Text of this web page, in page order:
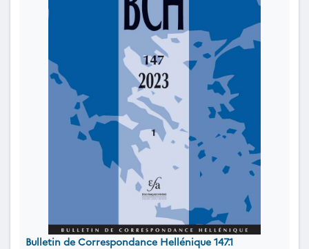
Bulletin de Correspondance Hellénique 147.1